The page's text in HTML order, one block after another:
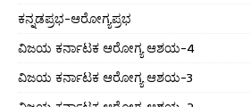
ಕನ್ನಡಪ್ರಭ-ಆರೋಗ್ಯಪ್ರಭ
ವಿಜಯ ಕರ್ನಾಟಕ ಆರೋಗ್ಯ ಆಶಯ-4
ವಿಜಯ ಕರ್ನಾಟಕ ಆರೋಗ್ಯ ಆಶಯ-3